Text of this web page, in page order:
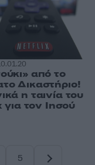
από το
Δικαστήριο!
η ταινία του
τον Ιησού
5